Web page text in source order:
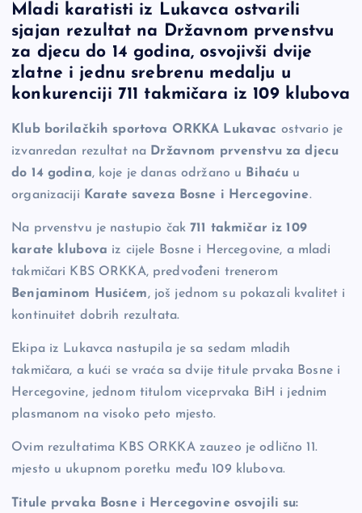
c
e
b
o
o
k
p
y
Li
n
k
se
n
g
er
er ar
e
Mladi karatisti iz Lukavca ostvarili
sjajan rezultat na Državnom prvenstvu
za djecu do 14 godina, osvojivši dvije
zlatne i jednu srebrenu medalju u
konkurenciji 711 takmičara iz 109 klubova
Klub borilačkih sportova ORKKA Lukavac ostvario je
izvanredan rezultat na Državnom prvenstvu za djecu
do 14 godina, koje je danas održano u Bihaću u
organizaciji Karate saveza Bosne i Hercegovine.
Na prvenstvu je nastupio čak711 takmičar iz 109
karate klubova iz cijele Bosne i Hercegovine, a mladi
takmičari KBS ORKKA, predvođeni trenerom
Benjaminom Husićem, još jednom su pokazali kvalitet i
kontinuitet dobrih rezultata.
Ekipa iz Lukavca nastupila je sa sedam mladih
takmičara, a kući se vraća sa dvije titule prvaka Bosne i
Hercegovine, jednom titulom viceprvaka BiH i jednim
plasmanom na visoko peto mjesto.
Ovim rezultatima KBS ORKKA zauzeo je odlično 11.
mjesto u ukupnom poretku među 109 klubova.
Titule prvaka Bosne i Hercegovine osvojili su: